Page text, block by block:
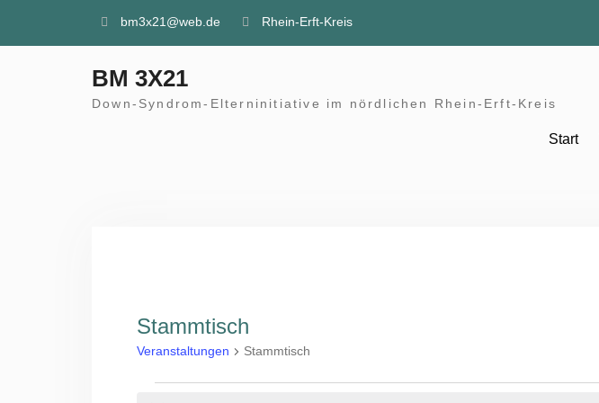
bm3x21@web.de Rhein-Erft-Kreis
BM 3X21
Down-Syndrom-Elterninitiative im nördlichen Rhein-Erft-Kreis
Start
Stammtisch
Veranstaltungen Stammtisch